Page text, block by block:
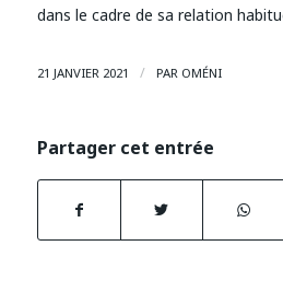
dans le cadre de sa relation
21 JANVIER 2021 / PAR OMÉNI
Partager cet entrée